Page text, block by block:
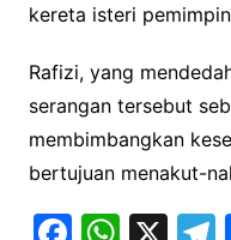
kereta isteri
Rafizi, yang
serangan tersebut
membimbangkan
bertujuan menakut-